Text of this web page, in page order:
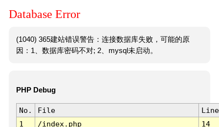
Database Error
(1040) 365建站错误警告：连接数据库失败，可能的原
因：1、数据库密码不对; 2、mysql未启动。
PHP Debug
No. File
Line
1
/index.php 14